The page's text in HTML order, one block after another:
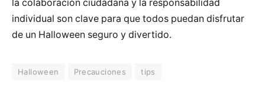
la colaboración ciudadana y la responsabilidad
individual son clave para que todos puedan disfrutar
de un Halloween seguro y divertido.
Halloween Precauciones tips